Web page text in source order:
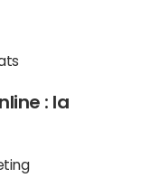
: la